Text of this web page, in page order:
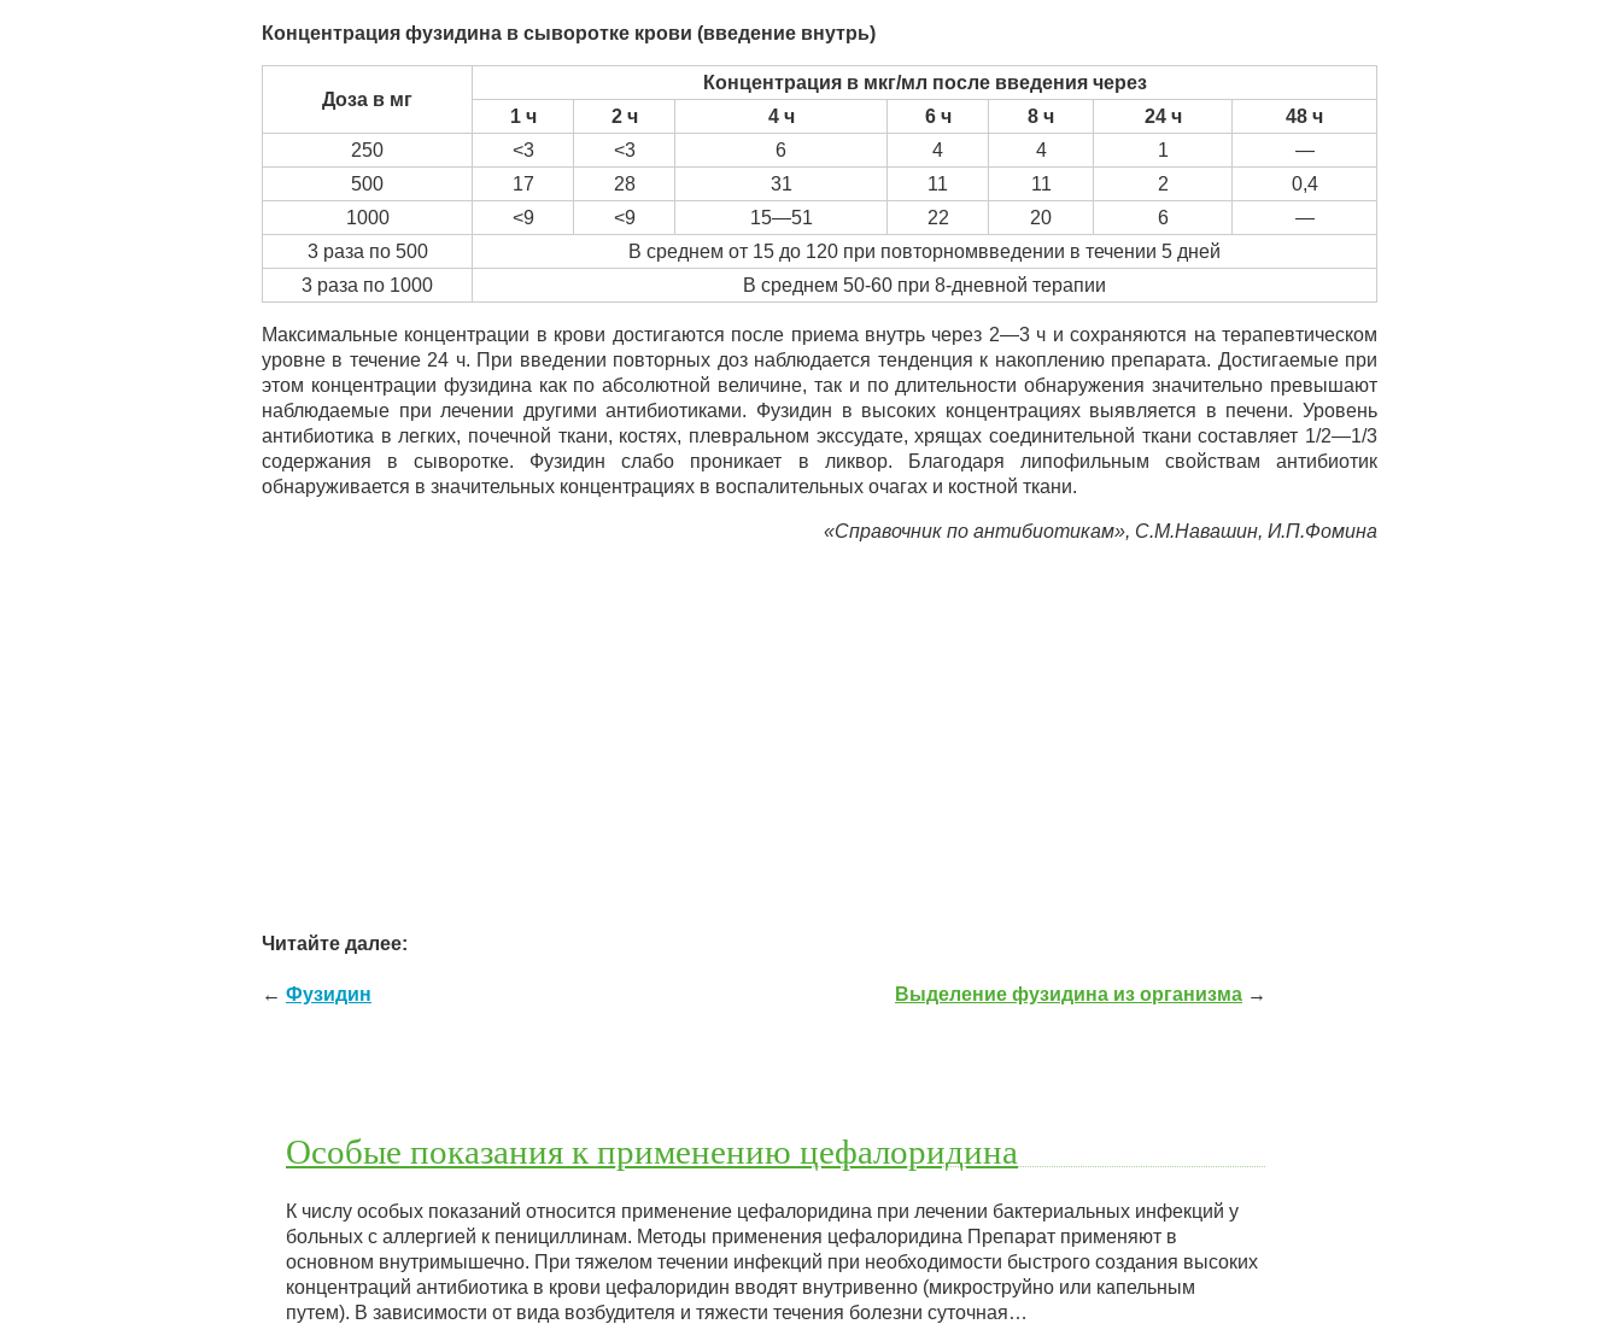
Концентрация фузидина в сыворотке крови (введение внутрь)
Доза в мг
Концентрация в мкг/мл после введения через
1 ч
2 ч 4 ч 6 ч 8 ч 24 ч
48 ч
250
<3 <3 6 4 4 1
—
500
17 28 31 11 11 2
0,4
1000
<9 <9 15—51 22 20 6
—
3 раза по 500
В среднем от 15 до 120 при повторномвведении в течении 5 дней
3 раза по 1000
В среднем 50-60 при 8-дневной терапии
Максимальные концентрации в крови достигаются после приема внутрь через 2—3 ч и сохраняются на терапевтическом
уровне в течение 24 ч. При введении повторных доз наблюдается тенденция к накоплению препарата. Достигаемые при
этом концентрации фузидина как по абсолютной величине, так и по длительности обнаружения значительно превышают
наблюдаемые при лечении другими антибиотиками. Фузидин в высоких концентрациях выявляется в печени. Уровень
антибиотика в легких, почечной ткани, костях, плевральном экссудате, хрящах соединительной ткани составляет 1/2—1/3
содержания в сыворотке. Фузидин слабо проникает в ликвор. Благодаря липофильным свойствам антибиотик
обнаруживается в значительных концентрациях в воспалительных очагах и костной ткани.
«Справочник по антибиотикам», С.М.Навашин, И.П.Фомина
Читайте далее:
← Фузидин Выделение фузидина из организма →
Особые показания к применению цефалоридина
К числу особых показаний относится применение цефалоридина при лечении бактериальных инфекций у
больных с аллергией к пенициллинам. Методы применения цефалоридина Препарат применяют в
основном внутримышечно. При тяжелом течении инфекций при необходимости быстрого создания высоких
концентраций антибиотика в крови цефалоридин вводят внутривенно (микроструйно или капельным
путем). В зависимости от вида возбудителя и тяжести течения болезни суточная…